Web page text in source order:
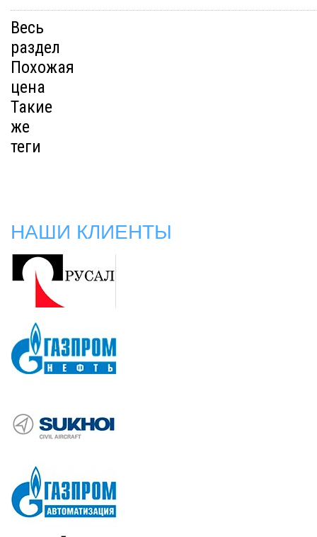
Весь
раздел
Похожая
цена
Такие
же
теги
НАШИ КЛИЕНТЫ